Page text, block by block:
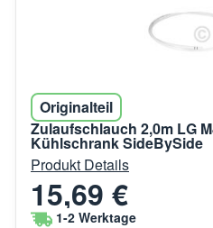
Originalteil
Zulaufschlauch 2,0m LG
Kühlschrank SideBySide
Produkt Details
15,69 €
1-2 Werktage